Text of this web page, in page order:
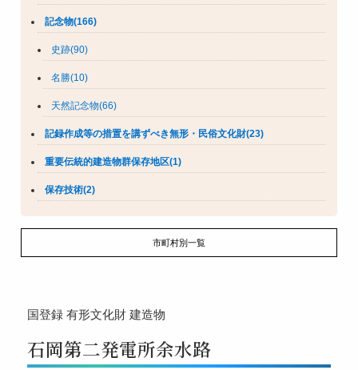
記念物(166)
史跡(90)
名勝(10)
天然記念物(66)
記録作成等の措置を講ずべき無形・民俗文化財(23)
重要伝統的建造物群保存地区(1)
保存技術(2)
市町村別一覧
国登録 有形文化財 建造物
石岡第二発電所余水路